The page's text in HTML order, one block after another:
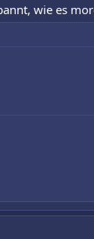
wie es